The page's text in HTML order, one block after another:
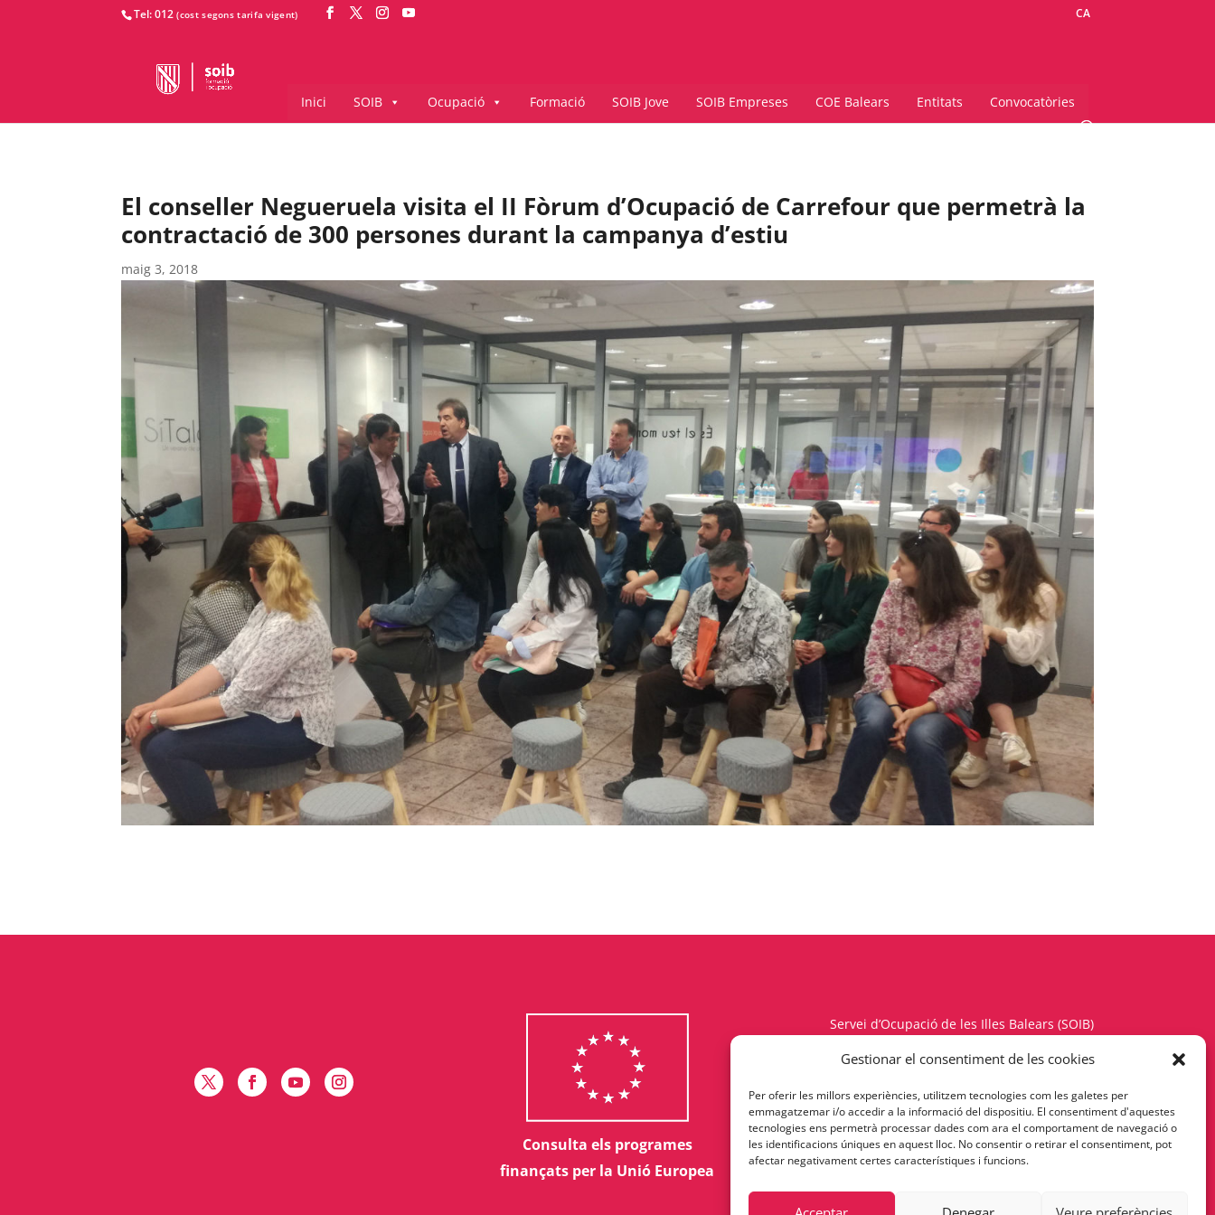
Gestionar el consentiment de les cookies
Per oferir les millors experiències, utilitzem tecnologies com les galetes per
emmagatzemar i/o accedir a la informació del dispositiu. El consentiment d'aquestes
tecnologies ens permetrà processar dades com ara el comportament de navegació o
les identificacions úniques en aquest lloc. No consentir o retirar el consentiment, pot
afectar negativament certes característiques i funcions.
Tel: 012 CA
Inici SOIB Ocupació Formació SOIB Jove SOIB Empreses COE Balears Entitats Convocatòries
El conseller Negueruela visita el II Fòrum d’Ocupació de Carrefour que permetrà la
contractació de 300 persones durant la campanya d’estiu
maig 3, 2018
Consulta els programes
finançats per la Unió Europea
Servei d’Ocupació de les Illes Balears (SOIB)
Carrer del Gremi d’Hortolans, 11, 1a planta
Telèfon 971177900 – Fax 971176342
Política de Privacitat